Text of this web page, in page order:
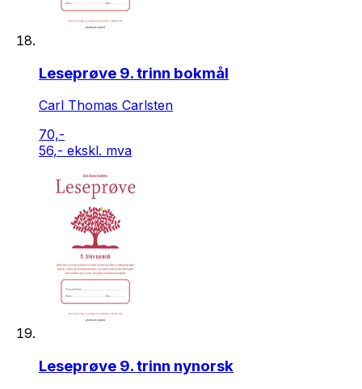
Leseprøve 9. trinn bokmål
Carl Thomas Carlsten
70,-
56,- ekskl. mva
Leseprøve 9. trinn nynorsk